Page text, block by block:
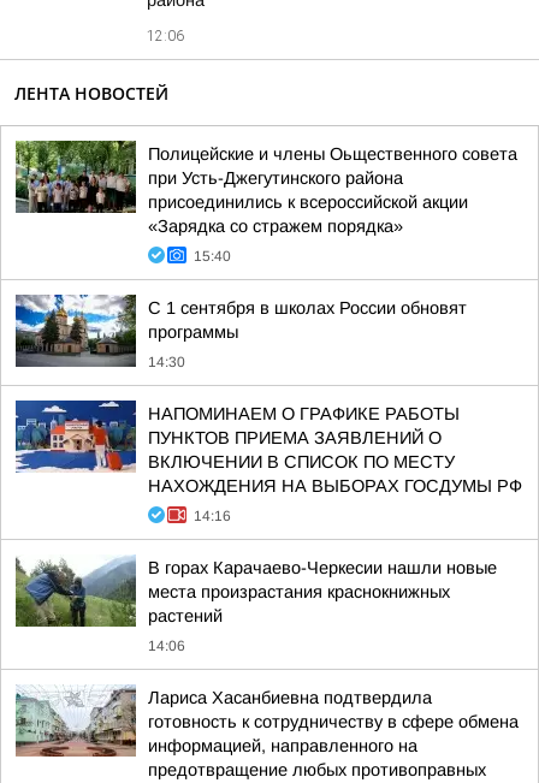
12:06
ЛЕНТА НОВОСТЕЙ
Полицейские и члены Оьщественного совета
при Усть-Джегутинского района
присоединились к всероссийской акции
«Зарядка со стражем порядка»
15:40
С 1 сентября в школах России обновят
программы
14:30
НАПОМИНАЕМ О ГРАФИКЕ РАБОТЫ
ПУНКТОВ ПРИЕМА ЗАЯВЛЕНИЙ О
ВКЛЮЧЕНИИ В СПИСОК ПО МЕСТУ
НАХОЖДЕНИЯ НА ВЫБОРАХ ГОСДУМЫ РФ
14:16
В горах Карачаево-Черкесии нашли новые
места произрастания краснокнижных
растений
14:06
Лариса Хасанбиевна подтвердила
готовность к сотрудничеству в сфере обмена
информацией, направленного на
предотвращение любых противоправных